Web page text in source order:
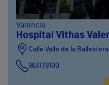
Valencia
Hospital Vithas
Calle Valle de la
963179100